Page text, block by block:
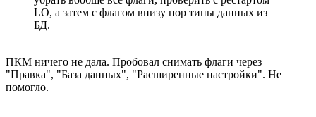
LO, а затем с флагом внизу пор типы данных из
БД.
ПКМ ничего не дала. Пробовал снимать флаги через
"Правка", "База данных", "Расширенные настройки". Не
помогло.